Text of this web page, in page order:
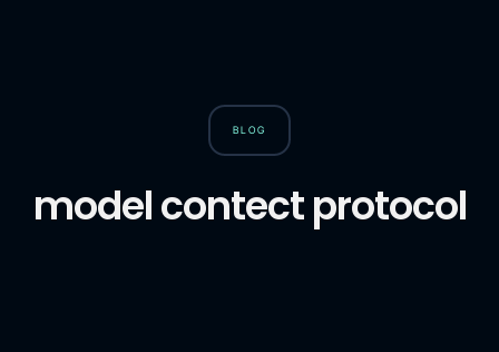
BLOG
model contect protocol